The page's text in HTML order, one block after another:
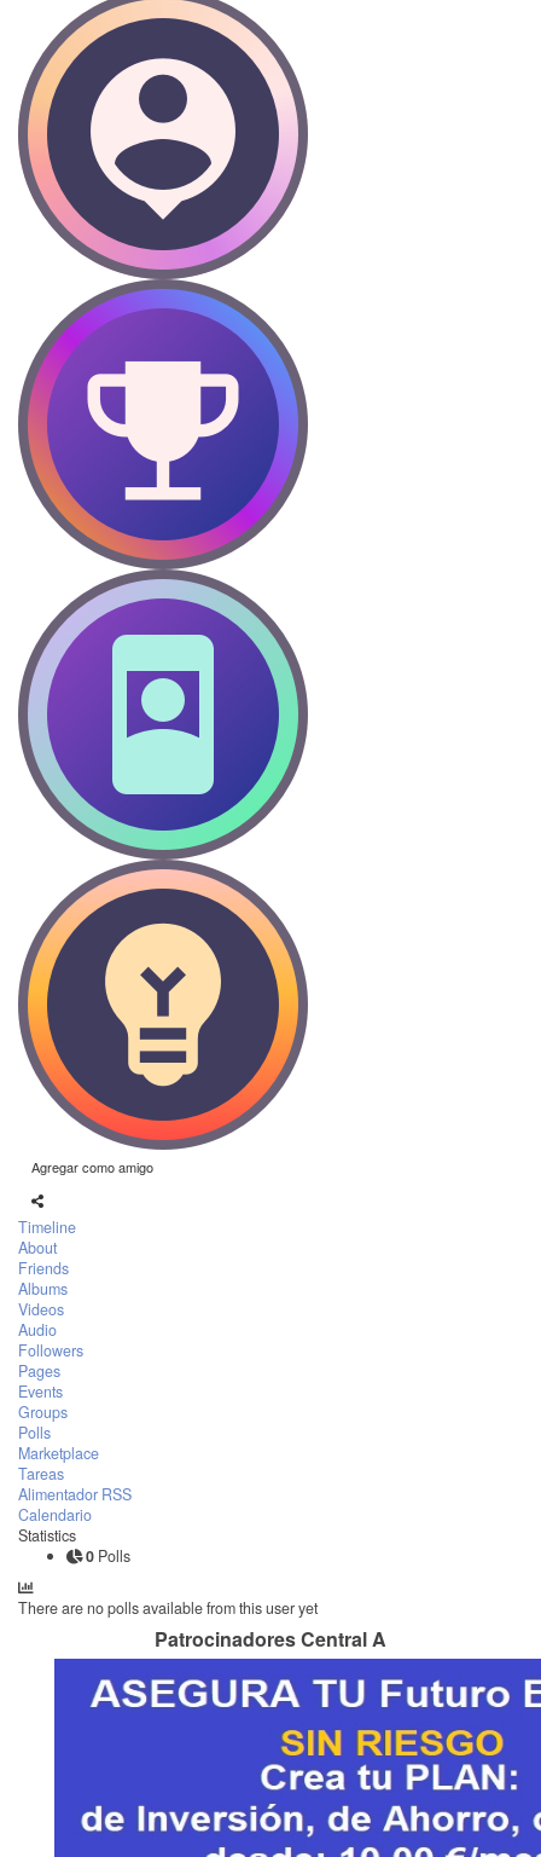
Agregar como amigo
Timeline
About
Friends
Albums
Videos
Audio
Followers
Pages
Events
Groups
Polls
Marketplace
Tareas
Alimentador RSS
Calendario
Statistics
0 Polls
There are no polls available from this user yet
Patrocinadores Central A